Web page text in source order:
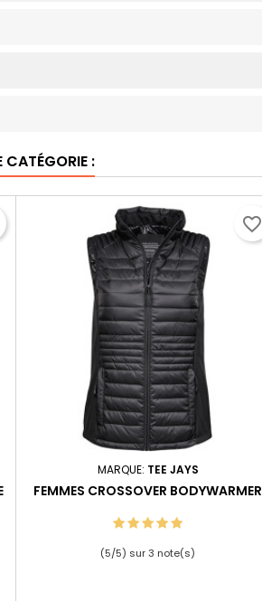
CATÉGORIE :
MARQUE: TEE JAYS
FEMMES CROSSOVER BODYWARMER
(5/5) sur3 note(s)
favorite_border